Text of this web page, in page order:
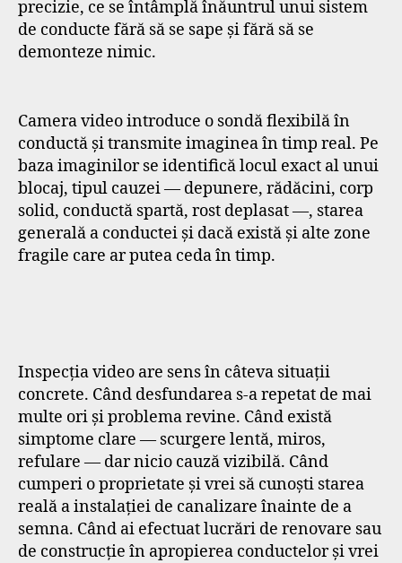
precizie, ce se întâmplă înăuntrul unui sistem
de conducte fără să se sape și fără să se
demonteze nimic.
Camera video introduce o sondă flexibilă în
conductă și transmite imaginea în timp real. Pe
baza imaginilor se identifică locul exact al unui
blocaj, tipul cauzei — depunere, rădăcini, corp
solid, conductă spartă, rost deplasat —, starea
generală a conductei și dacă există și alte zone
fragile care ar putea ceda în timp.
Inspecția video are sens în câteva situații
concrete. Când desfundarea s-a repetat de mai
multe ori și problema revine. Când există
simptome clare — scurgere lentă, miros,
refulare — dar nicio cauză vizibilă. Când
cumperi o proprietate și vrei să cunoști starea
reală a instalației de canalizare înainte de a
semna. Când ai efectuat lucrări de renovare sau
de construcție în apropierea conductelor și vrei